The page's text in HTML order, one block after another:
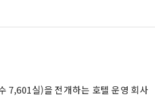
7,601실)을 전개하는 호텔 운영 회사